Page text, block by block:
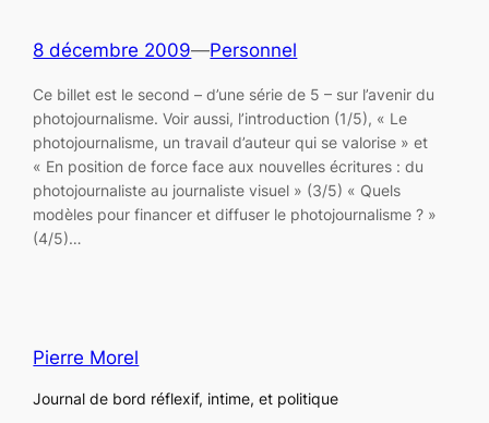
8 décembre 2009—Personnel
Ce billet est le second – d’une série de 5 – sur l’avenir du
photojournalisme. Voir aussi, l’introduction (1/5), « Le
photojournalisme, un travail d’auteur qui se valorise » et
« En position de force face aux nouvelles écritures : du
photojournaliste au journaliste visuel » (3/5) « Quels
modèles pour financer et diffuser le photojournalisme ? »
(4/5)…
Pierre Morel
Journal de bord réflexif, intime, et politique